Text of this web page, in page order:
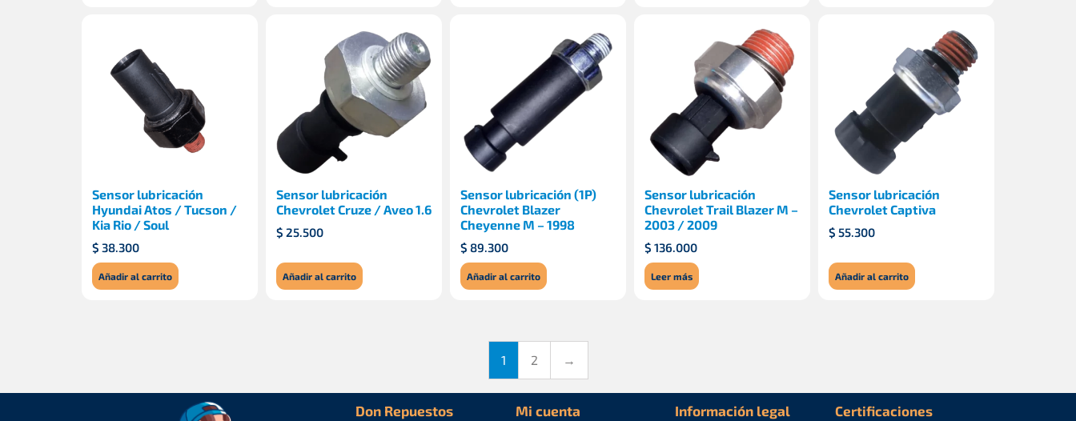
Sensor lubricación
Hyundai Atos / Tucson /
Kia Rio / Soul
$ 38.300
Añadir al carrito
Sensor lubricación
Chevrolet Cruze / Aveo 1.6
$ 25.500
Añadir al carrito
Sensor lubricación (1P)
Chevrolet Blazer
Cheyenne M – 1998
$ 89.300
Añadir al carrito
Sensor lubricación
Chevrolet Trail Blazer M –
2003 / 2009
$ 136.000
Leer más
Sensor lubricación
Chevrolet Captiva
$ 55.300
Añadir al carrito
1 2 →
Don Repuestos Mi cuenta Información legal Certificaciones